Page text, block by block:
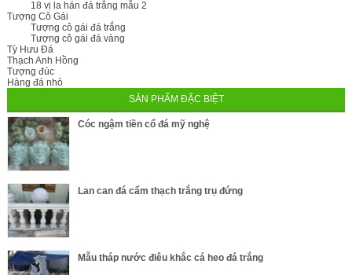
18 vị la hán đá trắng mẫu 2
Tượng Cô Gái
Tượng cô gái đá trắng
Tượng cô gái đá vàng
Tỳ Hưu Đá
Thạch Anh Hồng
Tượng đúc
Hàng đá nhỏ
SẢN PHẨM ĐẶC BIỆT
Cóc ngậm tiền cổ đá mỹ nghệ
Lan can đá cẩm thạch trắng trụ đứng
Mẫu tháp nước điêu khắc cá heo đá trắng